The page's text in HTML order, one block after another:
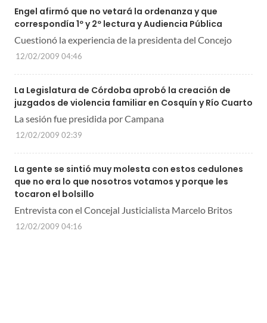
Engel afirmó que no vetará la ordenanza y que
correspondía 1º y 2º lectura y Audiencia Pública
Cuestionó la experiencia de la presidenta del Concejo
12/02/2009 04:46
La Legislatura de Córdoba aprobó la creación de
La sesión fue presidida por Campana
12/02/2009 02:39
La gente se sintió muy molesta con estos cedulones
que no era lo que nosotros votamos y porque les
tocaron el bolsillo
Entrevista con el Concejal Justicialista Marcelo Britos
12/02/2009 04:16